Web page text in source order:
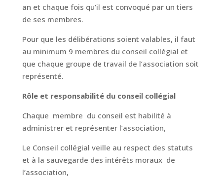
an et chaque fois qu’il est convoqué par un tiers
de ses membres.
Pour que les délibérations soient valables, il faut
au minimum 9 membres du conseil collégial et
que chaque groupe de travail de l’association soit
représenté.
Rôle et responsabilité du conseil collégial
Chaque membre du conseil est habilité à
administrer et représenter l’association,
Le Conseil collégial veille au respect des statuts
et à la sauvegarde des intérêts moraux de
l’association,